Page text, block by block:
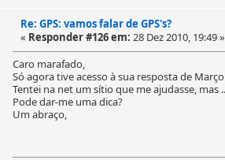
Re: GPS: vamos falar de GPS's?
« Responder #126 em: 28 Dez 2010, 19:49 »
Caro marafado,
Só agora tive acesso à sua resposta de
Tentei na net um sítio que me ajudasse, mas
Pode dar-me uma dica?
Um abraço,